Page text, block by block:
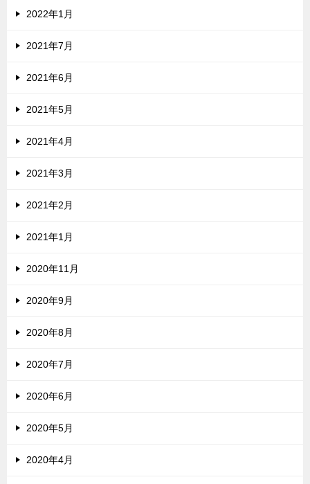
2022年1月
2021年7月
2021年6月
2021年5月
2021年4月
2021年3月
2021年2月
2021年1月
2020年11月
2020年9月
2020年8月
2020年7月
2020年6月
2020年5月
2020年4月